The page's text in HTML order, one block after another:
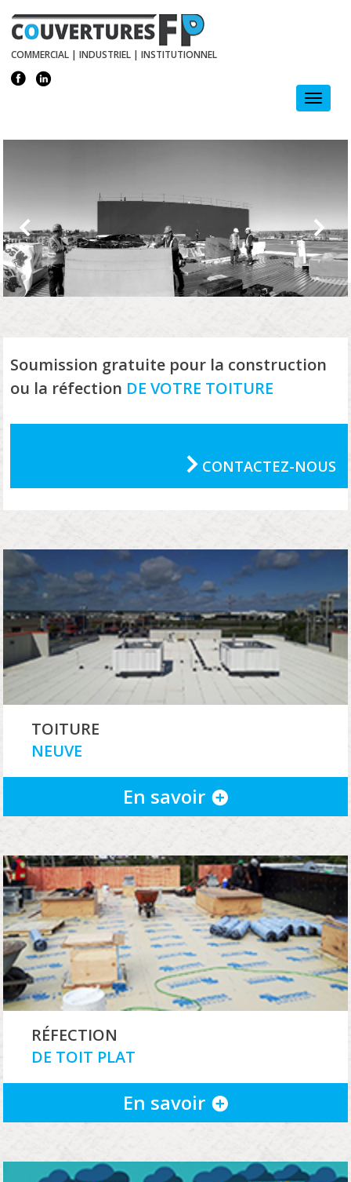
COMMERCIAL | INDUSTRIEL | INSTITUTIONNEL
Soumission gratuite pour la construction
ou la réfection DE VOTRE TOITURE
CONTACTEZ-NOUS
TOITURE
NEUVE
En savoir
RÉFECTION
DE TOIT PLAT
En savoir